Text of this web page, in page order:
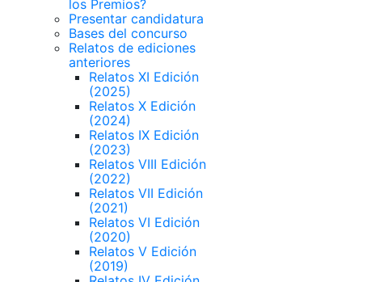
los Premios?
Presentar candidatura
Bases del concurso
Relatos de ediciones
anteriores
Relatos XI Edición
(2025)
Relatos X Edición
(2024)
Relatos IX Edición
(2023)
Relatos VIII Edición
(2022)
Relatos VII Edición
(2021)
Relatos VI Edición
(2020)
Relatos V Edición
(2019)